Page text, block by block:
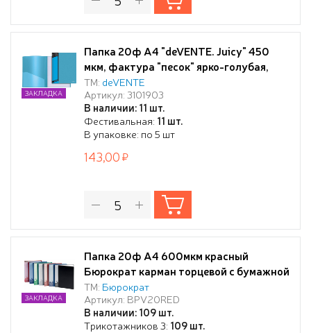
Папка 20ф А4 "deVENTE. Juicy" 450
мкм, фактура "песок" ярко-голубая,
вкладыши 30 мкм, внешний карман со
сменной этикеткой, внутренний карман,
ТМ: deVENTE
Артикул: 3101903
В наличии: 11 шт.
Фестивальная: 11 шт.
В упаковке: по 5 шт
ЗАКЛАДКА
143,00
Папка 20ф A4 600мкм красный
Бюрократ карман торцевой с бумажной
вставкой
ТМ: Бюрократ
Артикул: BPV20RED
В наличии: 109 шт.
Трикотажников 3: 109 шт.
ЗАКЛАДКА